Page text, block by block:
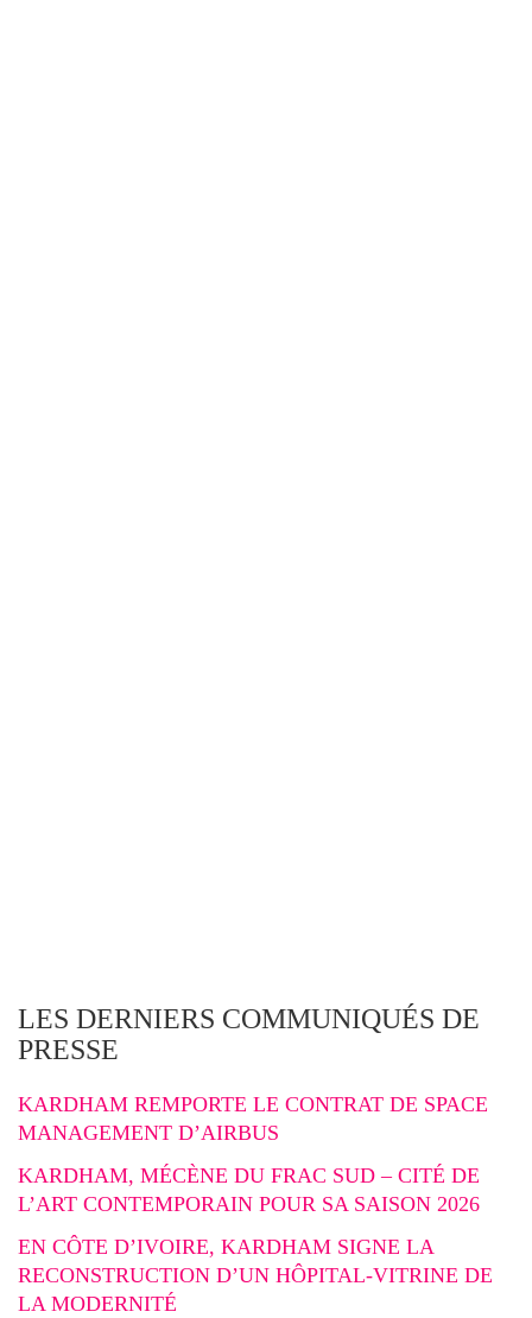
LES DERNIERS COMMUNIQUÉS DE
PRESSE
KARDHAM REMPORTE LE CONTRAT DE SPACE
MANAGEMENT D’AIRBUS
KARDHAM, MÉCÈNE DU FRAC SUD – CITÉ DE
L’ART CONTEMPORAIN POUR SA SAISON 2026
EN CÔTE D’IVOIRE, KARDHAM SIGNE LA
RECONSTRUCTION D’UN HÔPITAL-VITRINE DE
LA MODERNITÉ